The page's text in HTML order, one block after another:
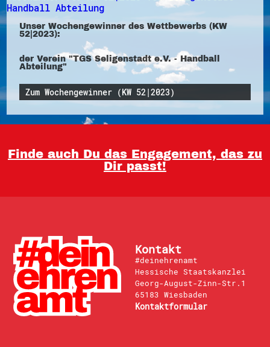
Unser Wochengewinner des Wettbewerbs (KW
52|2023):
der Verein "TGS Seligenstadt e.V. - Handball
Abteilung"
Zum Wochengewinner (KW 52|2023)
Finde auch Du das Engagement, das zu
Dir passt!
Kontakt
#deinehrenamt
Hessische Staatskanzlei
Georg-August-Zinn-Str.1
65183 Wiesbaden
Kontaktformular